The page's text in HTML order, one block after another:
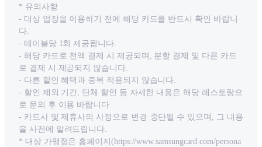
* 유의사항
- 대상 업장을 이용하기 전에 해당 카드를 반드시 확인 바랍니
다.
- 테이블당 1회 제공됩니다.
- 해당 카드로 전액 결제 시 제공되며, 분할 결제 및 다른 카드
로 결제 시 제공되지 않습니다.
- 다른 할인 혜택과 중복 적용되지 않습니다.
- 할인 제외 기간, 단체 할인 등 자세한 내용은 해당 레스토랑으
로 문의 후 이용 바랍니다.
- 카드사 및 제휴사의 사정으로 변경·중단될 수 있으며, 그 내용
을 사전에 알려드립니다.
* 대상 가맹점은 홈페이지(https://www.samsungcard.com/persona